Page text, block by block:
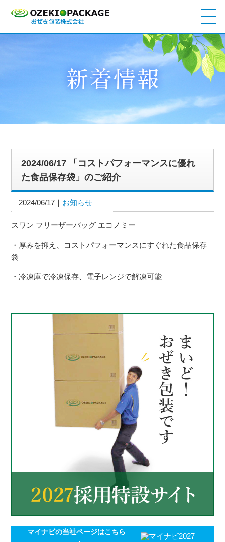
2024/06/17 「コストパフォーマンスに優れ
た食品保存袋」のご紹介
2024/06/17 お知らせ
スワン フリーザーバッグ エコノミー
・厚みを抑え、コストパフォーマンスにすぐれた食品保存
袋
・冷凍庫で冷凍保存、電子レンジで解凍可能
マイナビの当社ページはこちら